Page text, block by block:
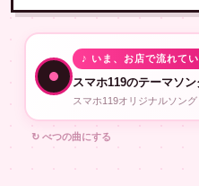
♪ いま、お店で流れて
スマホ119のテーマソン
スマホ119オリジナルソン
↻ べつの曲にする